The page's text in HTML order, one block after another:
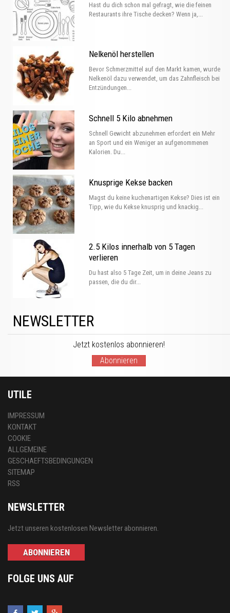
Hast du dich schon mal gefragt, wie die feinen
Restaurants ihre Tische decken? Wenn ja,...
Nelkenöl herstellen
Bevor Schmerzmittel auf den Markt kamen, wurde
Nelkenöl dazu verwendet, um das Zahnfleisch bei
Entzündungen...
Schnell 5 Kilo abnehmen
Schnell Gewicht abzunehmen erfordert ein Mehr
an Sport und ein Weniger an aufgenommenen
Kalorien. Du...
Knusprige Kekse backen
Magst du keine kuchenartigen Kekse? Dies ist ein
Tipp, wie du Kekse knusprig und knackig...
2.5 Kilos innerhalb von 5 Tagen
verlieren
Du hast also 5 Tage Zeit, um in deine Jeans zu
passen, die du dir...
NEWSLETTER
Jetzt kostenlos abonnieren!
Abonnieren
UTILE
IMPRESSUM
KONTAKT
COOKIE
ALLGEMEINE
GESCHAEFTSBEDINGUNGEN
SITEMAP
RSS
NEWSLETTER
Jetzt unseren kostenlosen Newsletter abonnieren.
ABONNIEREN
FOLGE UNS AUF